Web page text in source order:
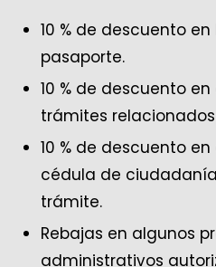
10 % de descuento
pasaporte.
10 % de descuento
trámites
10 % de descuento
cédula de
trámite.
Rebajas en algunos
administrativos